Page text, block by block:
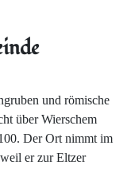
und römische
über Wierschem
Der Ort nimmt im
er zur Eltzer